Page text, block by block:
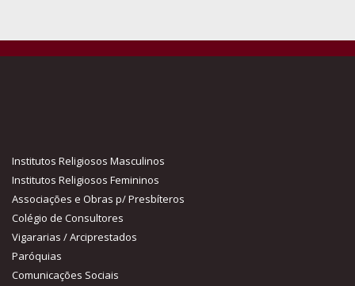
Institutos Religiosos Masculinos
Institutos Religiosos Femininos
Associações e Obras p/ Presbíteros
Colégio de Consultores
Vigararias / Arciprestados
Paróquias
Comunicações Sociais